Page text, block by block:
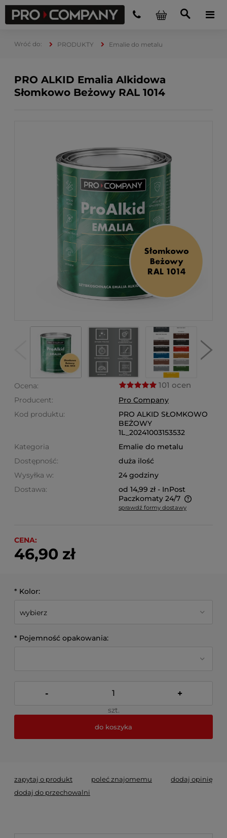
PRODUKTY Emalie do metalu
PRO ALKID Emalia Alkidowa
Słomkowo Beżowy RAL 1014
Ocena: 101 ocen
Producent:
Pro Company
Kod produktu:
PRO ALKID SŁOMKOWO
BEŻOWY
1L_20241003153532
Kategoria
Emalie do metalu
Dostępność:
duża ilość
Wysyłka w:
24 godziny
Dostawa:
od 14,99 zł - InPost
Paczkomaty 24/7
Cena nie zawiera ewentualnych kosztów płatności
sprawdź formy dostawy
CENA:
46,90 zł
* Kolor:
* Pojemność opakowania:
- +
szt.
do koszyka
zapytaj o produkt poleć znajomemu
dodaj opinię
dodaj do przechowalni